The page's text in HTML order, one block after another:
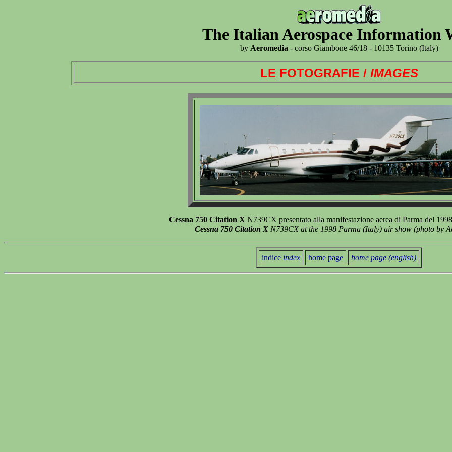
The Italian Aerospace Information
by Aeromedia - corso Giambone 46/18 - 10135 Torino (Italy)
LE FOTOGRAFIE / IMAGES
Cessna 750 Citation X N739CX presentato alla manifestazione aerea di Parma del
Cessna 750 Citation X N739CX at the 1998 Parma (Italy) air show (photo by
indice index home page home page (english)